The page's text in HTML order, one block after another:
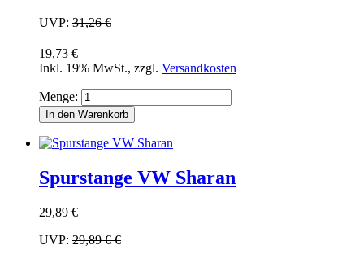
UVP: 31,26 €
19,73 €
Inkl. 19% MwSt., zzgl. Versandkosten
Menge:
In den Warenkorb
Spurstange VW Sharan
29,89 €
UVP: 29,89 €€